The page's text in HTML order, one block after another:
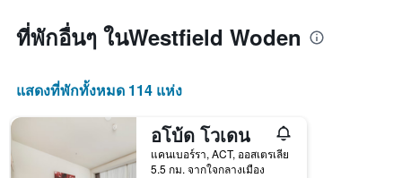
ที่พักอื่นๆ ในWestfield Woden
แสดงที่พักทั้งหมด 114 แห่ง
อโบ้ด โวเดน
แคนเบอร์รา, ACT, ออสเตรเลีย
5.5 กม. จากใจกลางเมือง